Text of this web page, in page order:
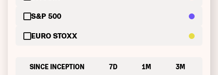
SINCE INCEPTION 7D 1M
3M
S&P 500
EURO STOXX